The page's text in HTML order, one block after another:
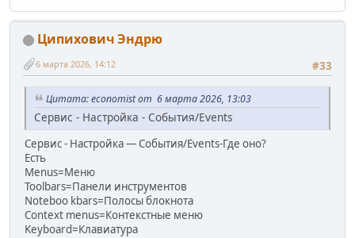
Ципихович Эндрю
#33
6 марта 2026, 14:12
Цитата: economist от 6 марта 2026, 13:03
Сервис - Настройка - События/Events
Сервис - Настройка — События/Events-Где оно?
Есть
Menus=Меню
Toolbars=Панели инструментов
Noteboo kbars=Полосы блокнота
Context menus=Контекстные меню
Keyboard=Клавиатура